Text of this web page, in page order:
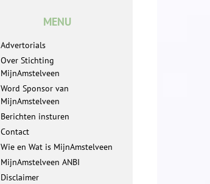
MENU
Advertorials
Over Stichting
MijnAmstelveen
Word Sponsor van
MijnAmstelveen
Berichten insturen
Contact
Wie en Wat is MijnAmstelveen
MijnAmstelveen ANBI
Disclaimer